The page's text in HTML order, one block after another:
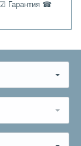
Гарантия ☎